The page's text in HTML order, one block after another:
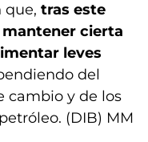
que, tras este
cierta
leves
del
cambio y de los
(DIB) MM